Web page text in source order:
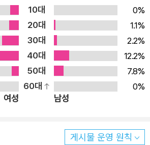
정으로 봄이에게 다가서지만, 어쩌다 친
개해 주게 된 봄이. 작은 어긋남들은 조
수 없이 얼크러지고 마는데.
고 있다. 20년에 가까운 긴 시간 동
을 지키며 끊임없이 새로운 이야깃거
다. 『어떤 고백』은 그런 작가의 첫 번
은 2010년에 처음 출간되었다. 자신
등학생이 된 아이들과 계속 소통하고
되는 개정판은 지
할 수 있는 스펙트럼을 지닌 작품 「남
우주 소녀」와 「수」를 더해 총 다섯 편을
10대
0%
20대
1.1%
30대
2.2%
40대
12.2%
50대
7.8%
60대 0%
여성 남성
게시물 운영 원칙